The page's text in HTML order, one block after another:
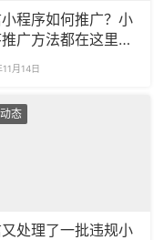
程序如何推广？小
广方法都在这里
月14日
态
处理了一批违规小